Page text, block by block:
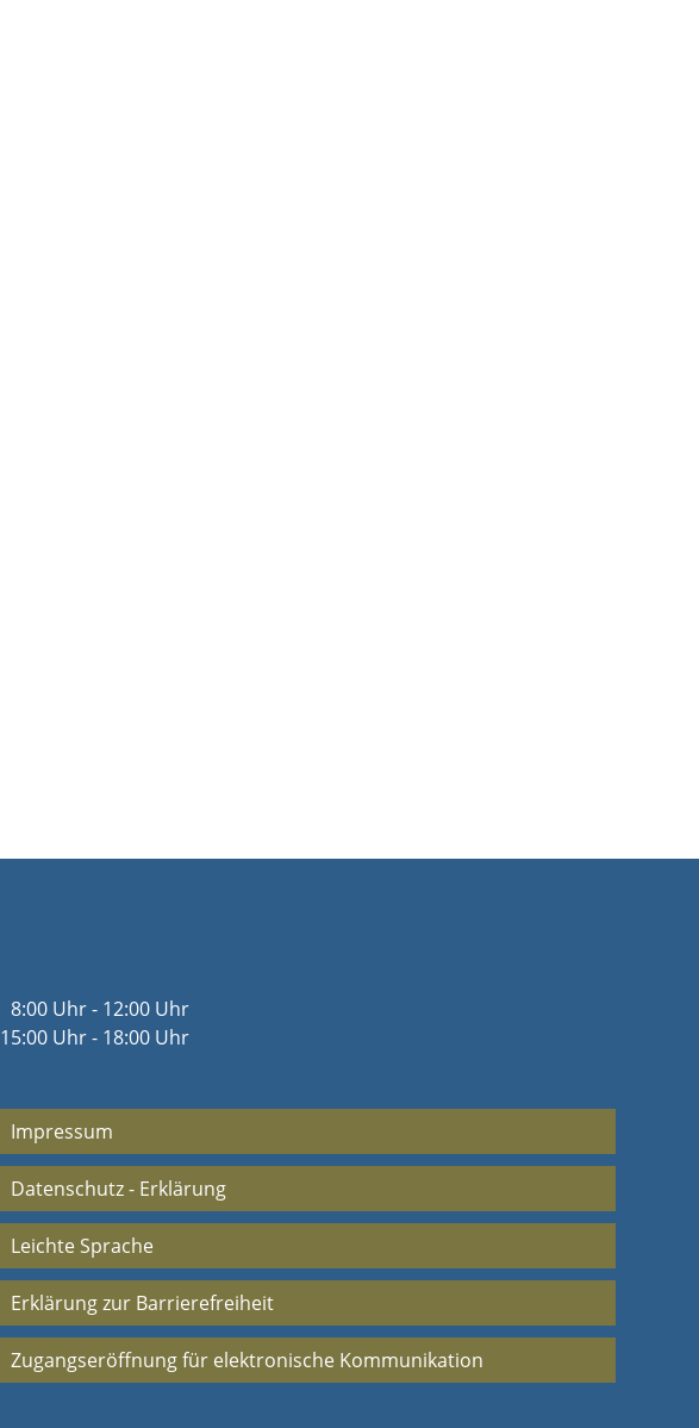
8:00 Uhr - 12:00 Uhr
15:00 Uhr - 18:00 Uhr
Impressum
Datenschutz - Erklärung
Leichte Sprache
Erklärung zur Barrierefreiheit
Zugangseröffnung für elektronische Kommunikation